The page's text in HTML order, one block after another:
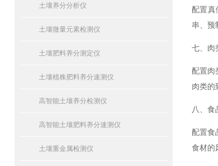
土壤养分分析仪
土壤微量元素检测仪
土壤肥料养分测定仪
土壤植株肥料养分速测仪
高智能土壤养分检测仪
高智能土壤肥料养分速测仪
土壤重金属检测仪
配置真
串、预
七、肉
配置肉
肉类的
八、食
配置食
食材的